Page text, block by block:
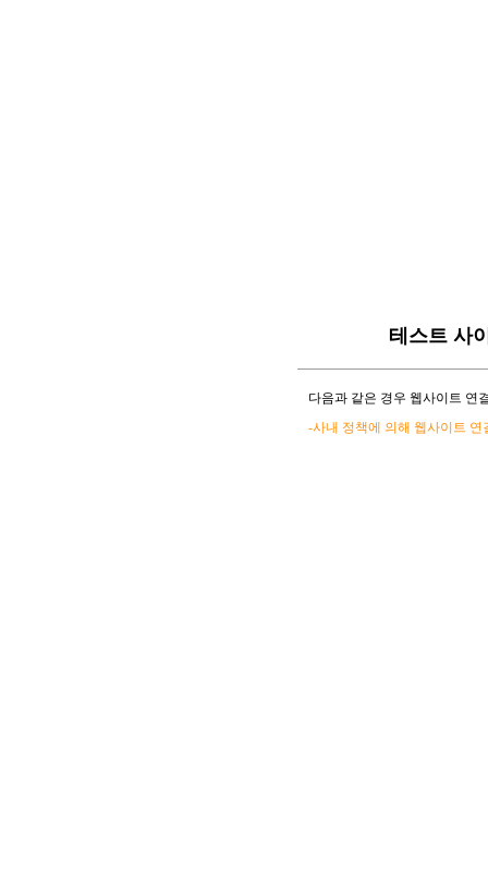
테스트 사
다음과 같은 경우 웹사이트 연
-사내 정책에 의해 웹사이트